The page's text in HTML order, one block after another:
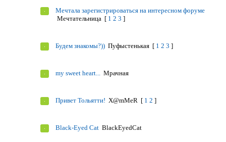
Мечтала зарегистрироваться на интересном форуме
Мечтательница [ 1 2 3 ]
Будем знакомы?)) Пуфыстенькая [ 1 2 3 ]
my sweet heart... Мрачная
Привет Тольятти! X@mMeR [ 1 2 ]
Black-Eyed Cat BlackEyedCat